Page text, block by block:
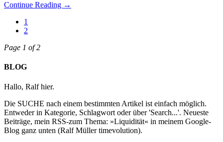
Continue Reading →
1
2
Page 1 of 2
BLOG
Hallo, Ralf hier.
Die SUCHE nach einem bestimmten Artikel ist einfach möglich.
Entweder in Kategorie, Schlagwort oder über 'Search...'. Neueste
Beiträge, mein RSS-zum Thema: »Liquidität« in meinem Google-
Blog ganz unten (Ralf Müller timevolution).